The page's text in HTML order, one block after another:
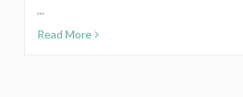
...
Read More